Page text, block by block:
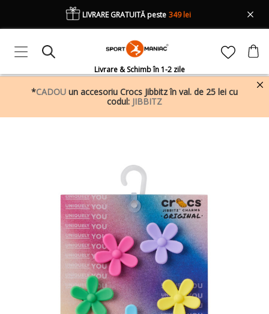
Livrare & Schimb în 1-2 zile
LIVRARE GRATUITĂ peste 349 lei
*CADOU un accesoriu Crocs Jibbitz în val. de 25 lei cu
codul: JIBBITZ